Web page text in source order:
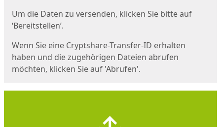
Um die Daten zu versenden, klicken Sie bitte auf
‘Bereitstellen’.
Wenn Sie eine Cryptshare-Transfer-ID erhalten
haben und die zugehörigen Dateien abrufen
möchten, klicken Sie auf 'Abrufen'.